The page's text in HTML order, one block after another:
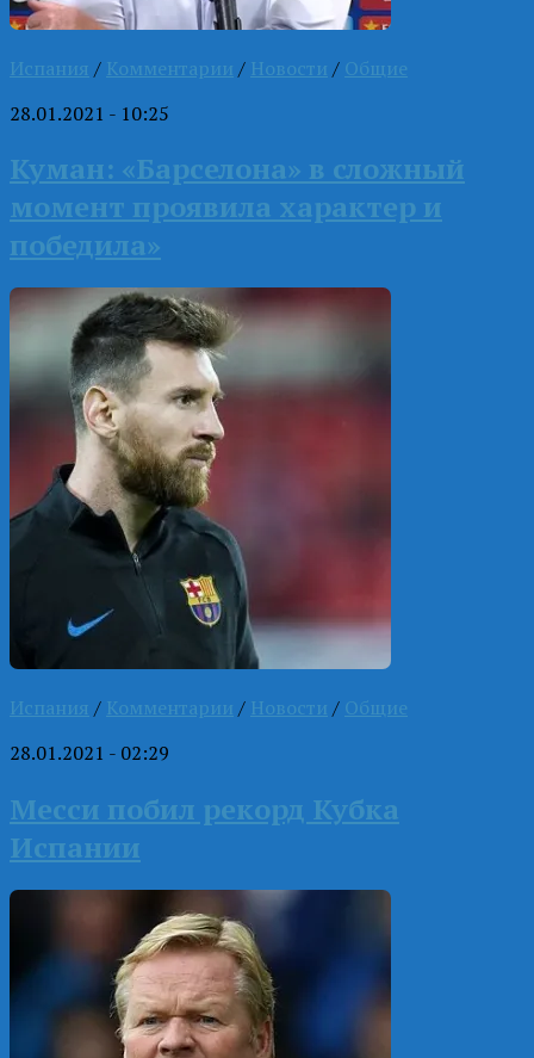
Испания / Комментарии / Новости / Общие
28.01.2021 - 10:25
Куман: «Барселона» в сложный
момент проявила характер и
победила»
Испания / Комментарии / Новости / Общие
28.01.2021 - 02:29
Месси побил рекорд Кубка
Испании